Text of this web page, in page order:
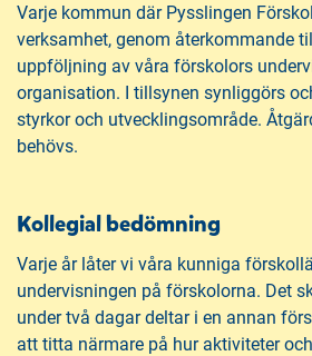
Varje kommun där Pysslingen
verksamhet, genom återkommande
uppföljning av våra förskolors
organisation. I tillsynen synliggörs
styrkor och utvecklingsområde.
behövs.
Kollegial bedömning
Varje år låter vi våra kunniga
undervisningen på förskolorna. Det
under två dagar deltar i en annan
att titta närmare på hur aktiviteter